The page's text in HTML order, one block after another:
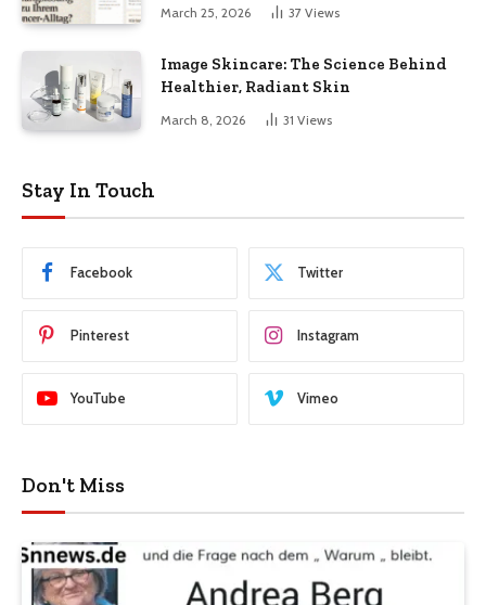
March 25, 2026 37 Views
Image Skincare: The Science Behind
Healthier, Radiant Skin
March 8, 2026 31 Views
Stay In Touch
Facebook Twitter
Pinterest Instagram
YouTube Vimeo
Don't Miss